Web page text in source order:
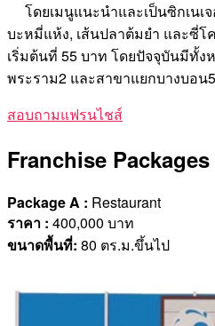
โดยเมนูแนะนำและเป็นซิกเนเ
บะหมี่แห้ง, เส้นปลาต้มยำ และซี่
เริ่มต้นที่ 55 บาท โดยปัจจุบันมีทั้ง
พระราม2 และสาขาแยกบางบอน5
สอบถามแฟรนไชส์
Franchise Packages
Package A : Restaurant
ราคา : 400,000 บาท
ขนาดพื้นที่: 80 ตร.ม.ขึ้นไป